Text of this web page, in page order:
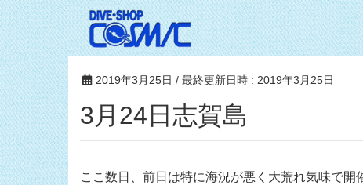
2019年3月25日 / 最終更新日時 : 2019年3月25日
3月24日志賀島
ここ数日、前日は特に海況が悪く大荒れ気味で